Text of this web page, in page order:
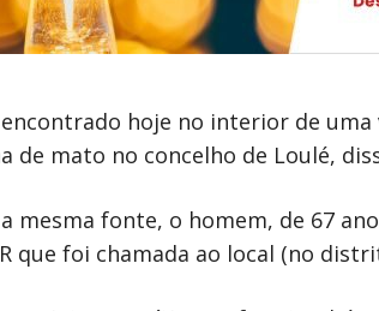
hoje no interior de
de mato no concelho de Loulé,
mesma fonte, o homem, de 67
que foi chamada ao local (no